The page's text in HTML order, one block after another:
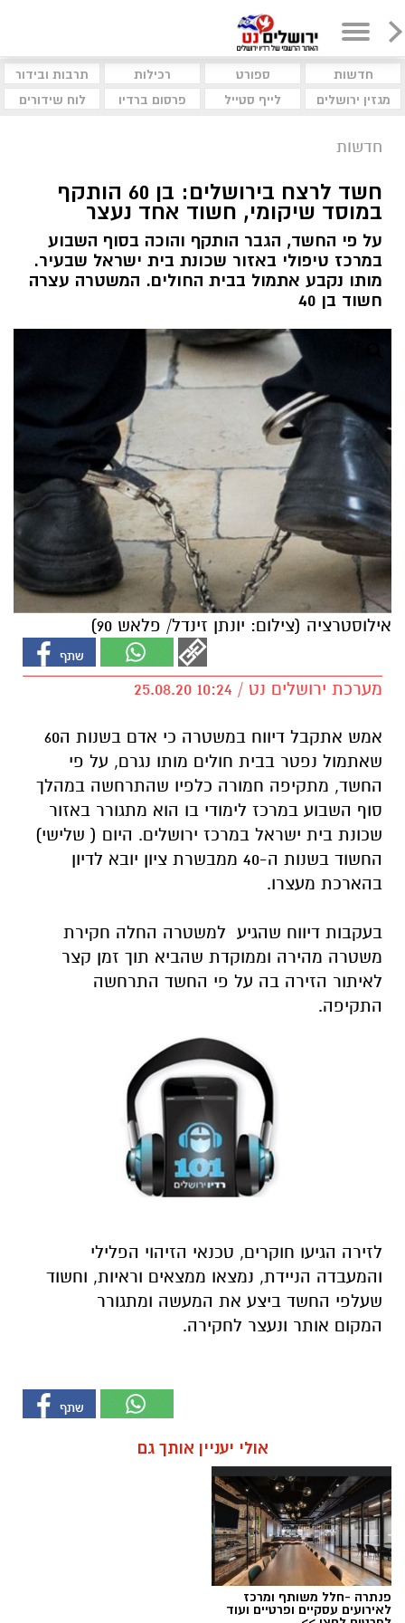
חדשות ספורט רכילות
תרבות ובידור
מגזין ירושלים
לייף סטייל פרסום ברדיו לוח שידורים
חדשות
חשד לרצח בירושלים: בן 60 הותקף
במוסד שיקומי, חשוד אחד נעצר
על פי החשד, הגבר הותקף והוכה בסוף השבוע
במרכז טיפולי באזור שכונת בית ישראל שבעיר.
מותו נקבע אתמול בבית החולים. המשטרה עצרה
חשוד בן 40
אילוסטרציה (צילום: יונתן זינדל/ פלאש 90)
מערכת ירושלים נט / 10:24 25.08.20
אמש אתקבל דיווח במשטרה כי אדם בשנות ה60
שאתמול נפטר בבית חולים מותו נגרם, על פי
החשד, מתקיפה חמורה כלפיו שהתרחשה במהלך
סוף השבוע במרכז לימודי בו הוא מתגורר באזור
שכונת בית ישראל במרכז ירושלים. היום ( שלישי)
החשוד בשנות ה-40 ממבשרת ציון יובא לדיון
בהארכת מעצרו.
בעקבות דיווח שהגיע למשטרה החלה חקירת
משטרה מהירה וממוקדת שהביא תוך זמן קצר
לאיתור הזירה בה על פי החשד התרחשה
התקיפה.
לזירה הגיעו חוקרים, טכנאי הזיהוי הפלילי
והמעבדה הניידת, נמצאו ממצאים וראיות, וחשוד
שעלפי החשד ביצע את המעשה ומתגורר
המקום אותר ונעצר לחקירה.
אולי יעניין אותך גם
פנתרה -חלל משותף ומרכז
לאירועים עסקיים ופרטיים ועוד